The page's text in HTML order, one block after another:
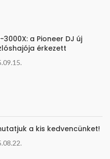
3000X: a Pioneer DJ új
érkezett
a kis kedvencünket!